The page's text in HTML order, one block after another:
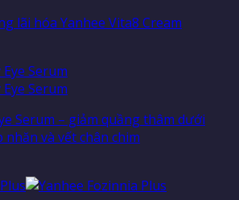
lãi hóa Yanhee Vita8 Cream
Serum – giảm quầng thâm dưới
và vết chân chim